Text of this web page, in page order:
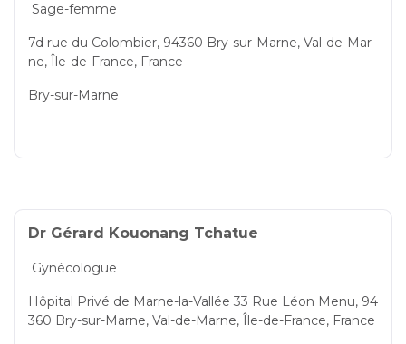
Sage-femme
7d rue du Colombier, 94360 Bry-sur-Marne, Val-de-Mar
ne, Île-de-France, France
Bry-sur-Marne
Dr Gérard Kouonang Tchatue
Gynécologue
Hôpital Privé de Marne-la-Vallée 33 Rue Léon Menu, 94
360 Bry-sur-Marne, Val-de-Marne, Île-de-France, France